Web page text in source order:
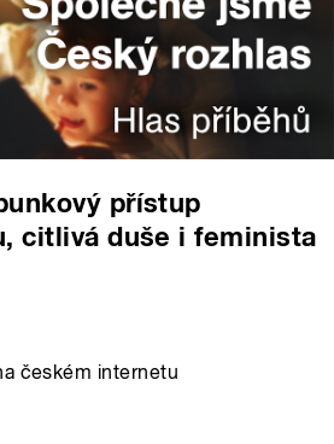
přístup
citlivá duše i feminista
českém internetu